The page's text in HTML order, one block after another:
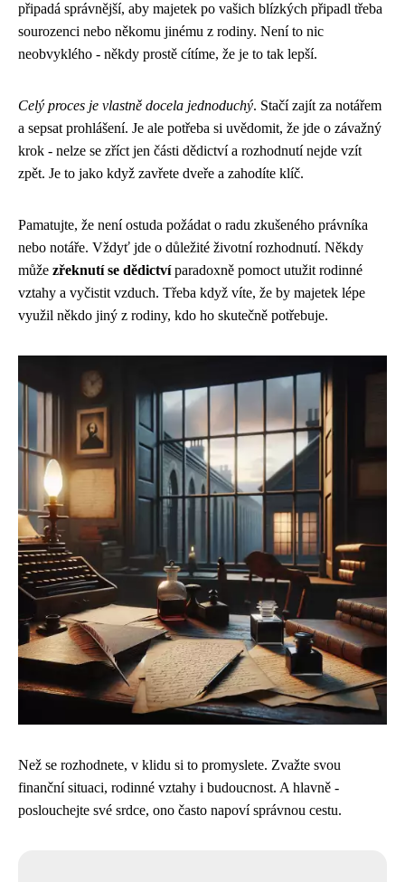
připadá správnější, aby majetek po vašich blízkých připadl třeba
sourozenci nebo někomu jinému z rodiny. Není to nic
neobvyklého - někdy prostě cítíme, že je to tak lepší.
Celý proces je vlastně docela jednoduchý. Stačí zajít za notářem
a sepsat prohlášení. Je ale potřeba si uvědomit, že jde o závažný
krok - nelze se zříct jen části dědictví a rozhodnutí nejde vzít
zpět. Je to jako když zavřete dveře a zahodíte klíč.
Pamatujte, že není ostuda požádat o radu zkušeného právníka
nebo notáře. Vždyť jde o důležité životní rozhodnutí. Někdy
může zřeknutí se dědictvíparadoxně pomoct utužit rodinné
vztahy a vyčistit vzduch. Třeba když víte, že by majetek lépe
využil někdo jiný z rodiny, kdo ho skutečně potřebuje.
Než se rozhodnete, v klidu si to promyslete. Zvažte svou
finanční situaci, rodinné vztahy i budoucnost. A hlavně -
poslouchejte své srdce, ono často napoví správnou cestu.